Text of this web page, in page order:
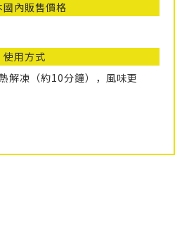
國內販售價格
使用方式
解凍（約10分鐘），風味更